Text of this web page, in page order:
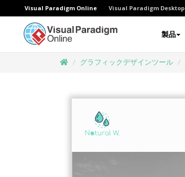
Visual Paradigm Online Visual Paradigm Desktop
製品
グラフィックデザインツール